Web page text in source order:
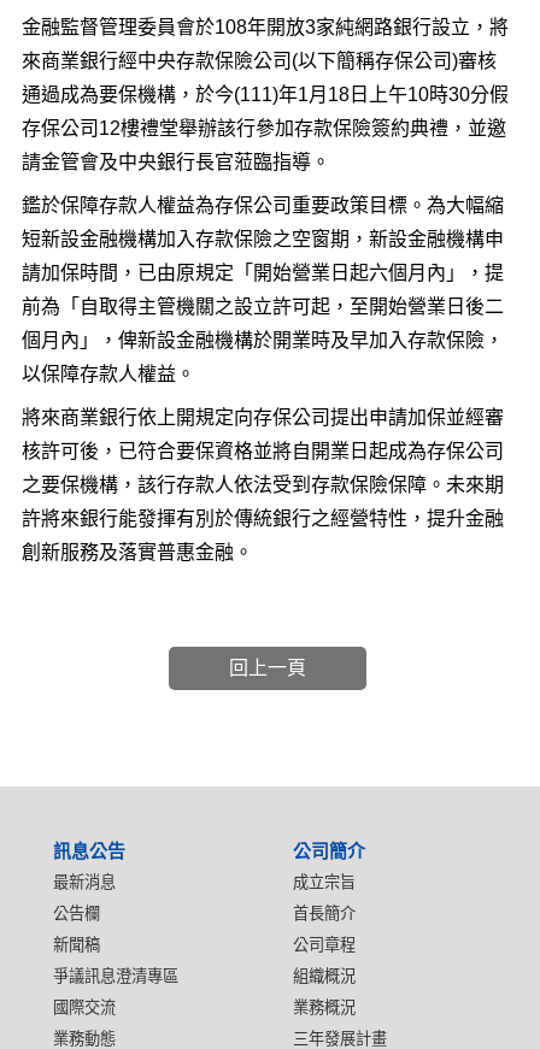
金融監督管理委員會於108年開放3家純網路銀行設立，將
來商業銀行經中央存款保險公司(以下簡稱存保公司)審核
通過成為要保機構，於今(111)年1月18日上午10時30分假
存保公司12樓禮堂舉辦該行參加存款保險簽約典禮，並邀
請金管會及中央銀行長官蒞臨指導。
鑑於保障存款人權益為存保公司重要政策目標。為大幅縮
短新設金融機構加入存款保險之空窗期，新設金融機構申
請加保時間，已由原規定「開始營業日起六個月內」，提
前為「自取得主管機關之設立許可起，至開始營業日後二
個月內」，俾新設金融機構於開業時及早加入存款保險，
以保障存款人權益。
將來商業銀行依上開規定向存保公司提出申請加保並經審
核許可後，已符合要保資格並將自開業日起成為存保公司
之要保機構，該行存款人依法受到存款保險保障。未來期
許將來銀行能發揮有別於傳統銀行之經營特性，提升金融
創新服務及落實普惠金融。
回上一頁
訊息公告
最新消息
公告欄
新聞稿
爭議訊息澄清專區
國際交流
業務動態
公司簡介
成立宗旨
首長簡介
公司章程
組織概況
業務概況
三年發展計畫